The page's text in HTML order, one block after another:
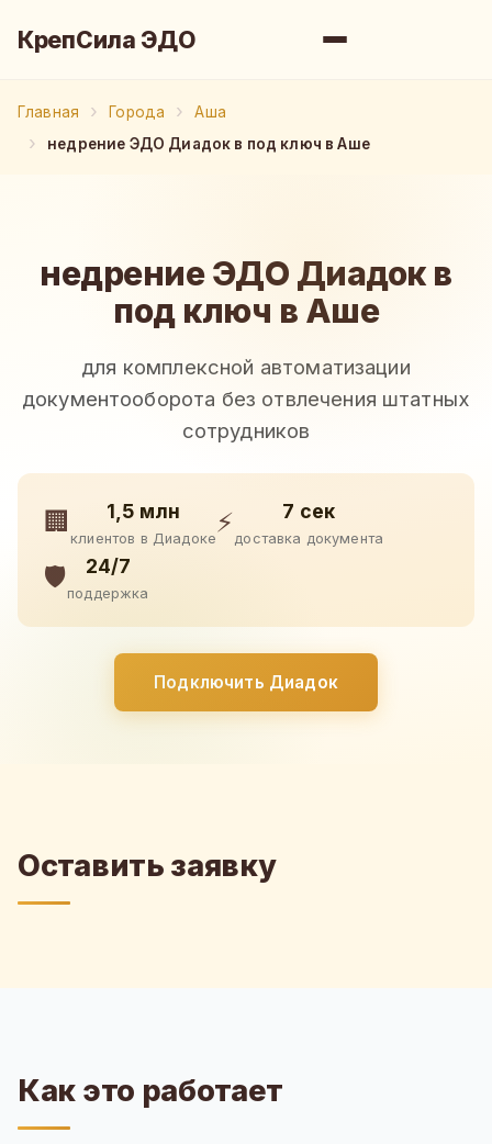
КрепСила ЭДО
Главная Города
Аша
недрение ЭДО Диадок в под ключ в Аше
недрение ЭДО Диадок в
под ключ в Аше
для комплексной автоматизации
документооборота без отвлечения штатных
сотрудников
🏢 1,5 млн
клиентов в Диадоке
⚡ 7 сек
доставка документа
🛡️ 24/7
поддержка
Подключить Диадок
Оставить заявку
Как это работает